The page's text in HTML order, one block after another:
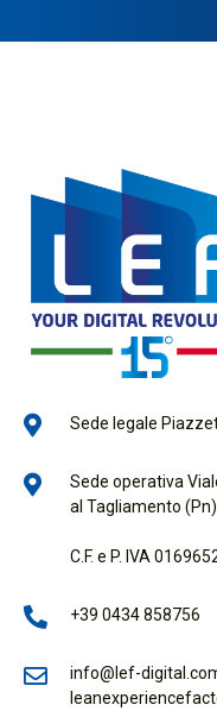
Sede legale
Sede operativa
al Tagliamento (Pn)
C.F. e P. IVA
+39 0434 858756
info@lef-